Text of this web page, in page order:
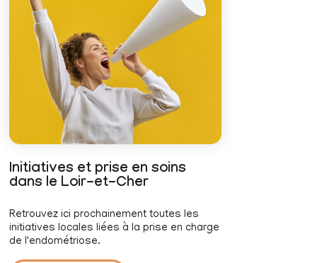
Initiatives et prise en soins
dans le Loir-et-Cher
Retrouvez ici prochainement toutes les
initiatives locales liées à la prise en charge
de l'endométriose.